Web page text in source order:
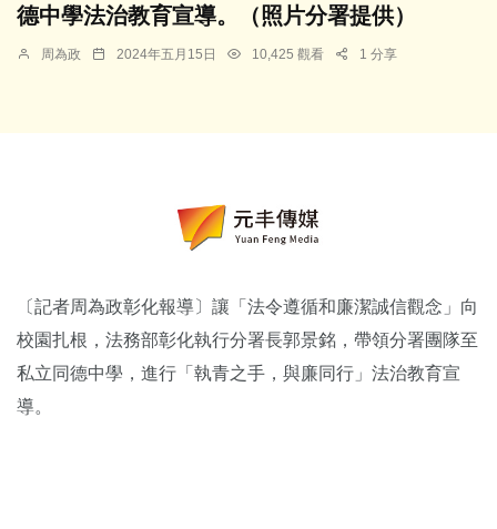
德中學法治教育宣導。（照片分署提供）
周為政 2024年五月15日 10,425 觀看 1 分享
〔記者周為政彰化報導〕讓「法令遵循和廉潔誠信觀念」向
校園扎根，法務部彰化執行分署長郭景銘，帶領分署團隊至
私立同德中學，進行「執青之手，與廉同行」法治教育宣
導。